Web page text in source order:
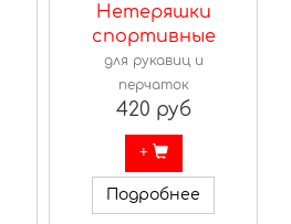
Нетеряшки
спортивные
для рукавиц и
перчаток
420 руб
+
Подробнее